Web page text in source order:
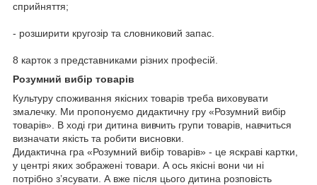
сприйняття;
- розширити кругозір та словниковий запас.
8 карток з представниками різних професій.
Розумний вибір товарів
Культуру споживання якісних товарів треба виховувати
змалечку. Ми пропонуємо дидактичну гру «Розумний вибір
товарів». В ході гри дитина вивчить групи товарів, навчиться
визначати якість та робити висновки.
Дидактична гра «Розумний вибір товарів» - це яскраві картки,
у центрі яких зображені товари. А ось якісні вони чи ні
потрібно з’ясувати. А вже після цього дитина розповість